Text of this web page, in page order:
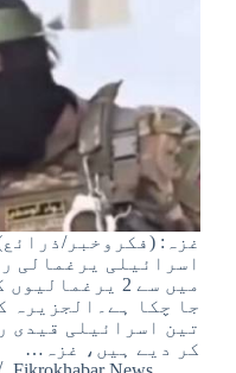
میں سے 2
جا چکا ہے۔الجزیرہ
تین اسرائیلی قیدی
کر دیے ہیں، غزہ…